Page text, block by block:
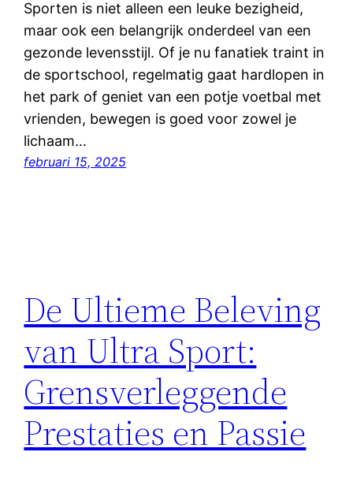
Sporten is niet alleen een leuke bezigheid,
maar ook een belangrijk onderdeel van een
gezonde levensstijl. Of je nu fanatiek traint in
de sportschool, regelmatig gaat hardlopen in
het park of geniet van een potje voetbal met
vrienden, bewegen is goed voor zowel je
lichaam…
februari 15, 2025
De Ultieme Beleving
van Ultra Sport:
Grensverleggende
Prestaties en Passie